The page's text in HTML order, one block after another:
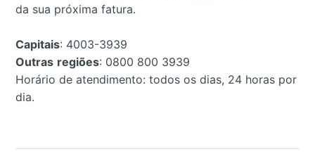
da sua próxima fatura.
Capitais: 4003-3939
Outras regiões: 0800 800 3939
Horário de atendimento: todos os dias, 24 horas por
dia.